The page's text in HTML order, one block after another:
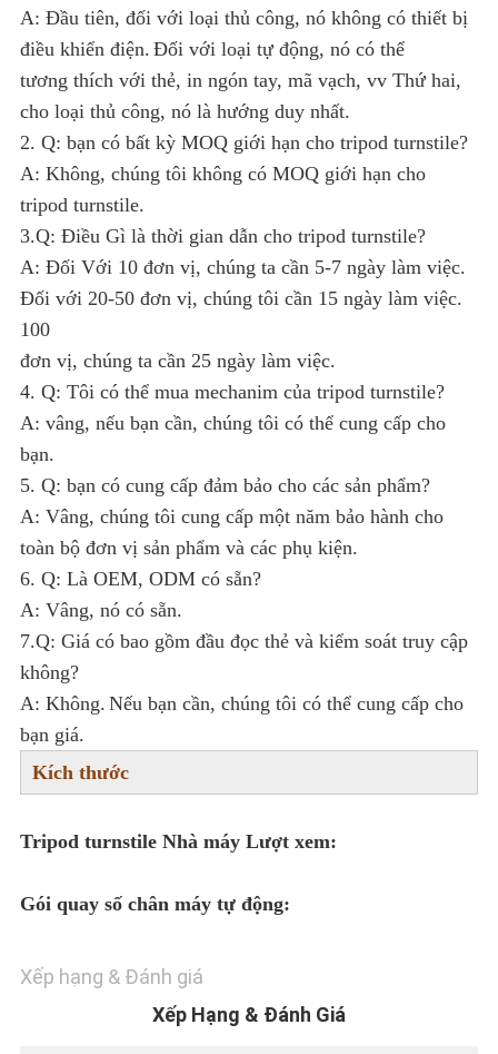
A: Đầu tiên, đối với loại thủ công, nó không có thiết bị
điều khiển điện. Đối với loại tự động, nó có thể
tương thích với thẻ, in ngón tay, mã vạch, vv Thứ hai,
cho loại thủ công, nó là hướng duy nhất.
2. Q: bạn có bất kỳ MOQ giới hạn cho tripod turnstile?
A: Không, chúng tôi không có MOQ giới hạn cho
tripod turnstile.
3.Q: Điều Gì là thời gian dẫn cho tripod turnstile?
A: Đối Với 10 đơn vị, chúng ta cần 5-7 ngày làm việc.
Đối với 20-50 đơn vị, chúng tôi cần 15 ngày làm việc.
100
đơn vị, chúng ta cần 25 ngày làm việc.
4. Q: Tôi có thể mua mechanim của tripod turnstile?
A: vâng, nếu bạn cần, chúng tôi có thể cung cấp cho
bạn.
5. Q: bạn có cung cấp đảm bảo cho các sản phẩm?
A: Vâng, chúng tôi cung cấp một năm bảo hành cho
toàn bộ đơn vị sản phẩm và các phụ kiện.
6. Q: Là OEM, ODM có sẵn?
A: Vâng, nó có sẵn.
7.Q: Giá có bao gồm đầu đọc thẻ và kiểm soát truy cập
không?
A: Không. Nếu bạn cần, chúng tôi có thể cung cấp cho
bạn giá.
Kích thước
Tripod turnstile Nhà máy Lượt xem:
Gói quay số chân máy tự động:
Xếp hạng & Đánh giá
Xếp Hạng & Đánh Giá